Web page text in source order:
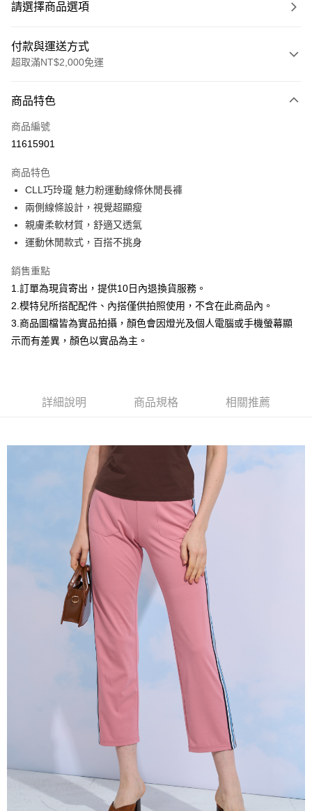
請選擇商品選項
付款與運送方式
超取滿NT$2,000免運
信用卡一次付款
信用卡分期付款
合作金庫商業銀行
華南商業銀行
彰化商業銀行
上海商業儲蓄銀行
國泰世華商業銀行
臺灣中小企業銀行
聯邦商業銀行
元大商業銀行
永豐商業銀行
台新國際商業銀行
中國信託商業銀行
台灣樂天信用卡公司
超商取貨付款
LINE Pay
Apple Pay
悠遊付
Google Pay
大哥付你分期
2.付款方式選擇「大哥付你分期」，訂單成立後會自動跳轉到大哥付的交易
流程，驗證手機門號後，選擇欲分期的期數、繳款截止日，確認付款後即完
4.訂單成立30分鐘內，如未前往確認交易或遇審核未通過，訂單將自動取
消。如遇「轉專審核」未通過狀況，表示未達大哥付你分期系統評分，恕無
【繳款方式說明】
1.分期款項不併入電信帳單，「大哥付你分期」於每月結算日後寄送繳費提
2.透過簡訊連結打開帳單後，可選擇「超商條碼／台灣大直營門市／銀行轉
帳／街口支付／iPASS MONEY」等通路繳費。
1.本服務係由「台灣大哥大股份有限公司」（以下簡稱本公司）所提供，讓
用戶於交易時，得透過本服務購買商品或服務，並由商店將買賣／分期付款
買賣價金債權讓與本公司後，依約使用本公司帳單繳交帳款。
2.基於同意付款使用「大哥付你分期」之契約關係目的，商店將以您的個人
資料（包含姓名、電話或地址）提供予台灣大哥大進項蒐集、處理及利用，
由本公司與您本人進行分期帳單所需資料之確認、核對及更正。
3.完整用戶服務條款，請詳閱以下連結：
https://oppay.tw/userRule
相關說明
１．簡單：不需註冊會員、不需綁卡、不需儲值。
２．便利：只要手機號碼，簡訊認證，即可結帳。
３．安心：先確認商品／服務後，再付款。
【「AFTEE先享後付」結帳流程】
１．於結帳方式選擇「AFTEE先享後付」後，將跳轉至「AFTEE先享後付」
結帳頁面，進行簡訊認證並確認金額後，即可完成結帳。
２．訂單成立數日內，您將收到繳費通知簡訊。
３．收到繳費通知簡訊後14天內，點擊此簡訊中的連結，可透過四大超商／
ATM／網路銀行／等多元方式進行付款，方視為交易完成。
※ 請注意：結帳手續完成當下不需立刻繳費，但若您需要取消訂單，請聯絡
購買商品的店家。未經商家同意取消之訂單仍視為有效，需透過AFTEE先享
後付繳納相關費用。
※ 交易是否成功請以「AFTEE先享後付 」之結帳頁面顯示為準，若有關於
是否繳費成功／繳費後需取消欲退款等相關疑問，請聯繫「AFTEE先享後付
https://netprotections.freshdesk.com/support/home
１．透過由恩沛科技股份有限公司提供之「AFTEE先享後付」服務完成之交
易，需依本服務之必要範圍內提供個人資料，並將交易相關給付款項請求債
權轉讓予恩沛科技股份有限公司。
２．關於個人資料處理事宜，請瀏覽以下網址：
https://aftee.tw/terms/#terms3
３．未成年的使用者請事先徵得法定代理人或監護人之同意方可使用
「AFTEE先享後付」，若未經同意申辦者引起之損失，本公司不負相關責
４．使用「AFTEE先享後付」時，將依據個別帳號之用戶狀況，依本公司即
時審查核予不同之上限額度；若仍有額度不足之情形，本公司將視審查結果
請求用戶進行身份認證。
每筆NT$120，滿NT$2,000(含以上)免運費
每筆NT$120，滿NT$2,000(含以上)免運費
每筆NT$120，滿NT$2,000(含以上)免運費
商品特色
商品編號
11615901
商品特色
CLL巧玲瓏 魅力粉運動線條休閒長褲
兩側線條設計，視覺超顯瘦
親膚柔軟材質，舒適又透氣
運動休閒款式，百搭不挑身
銷售重點
1.訂單為現貨寄出，提供10日內退換貨服務。
2.模特兒所搭配配件、內搭僅供拍照使用，不含在此商品內。
3.商品圖檔皆為實品拍攝，顏色會因燈光及個人電腦或手機螢幕顯
示而有差異，顏色以實品為主。
詳細說明 商品規格 相關推薦